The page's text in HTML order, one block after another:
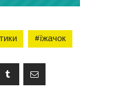
#їжачок